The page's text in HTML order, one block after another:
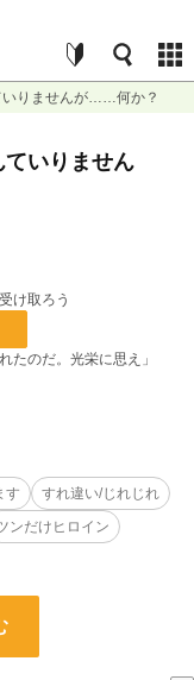
いりませんが……何か？
いりません
け取ろう
たのだ。光栄に思え」
た瞬間、結月佳蓮（ゆづ
されてしまった。
、皇帝陛下アルビスから
アルビスの深い愛を知
界で幸せいっぱいに暮ら
せん。とにかく私を元の世
す
すれ違い/じれじれ
ンだけヒロイン